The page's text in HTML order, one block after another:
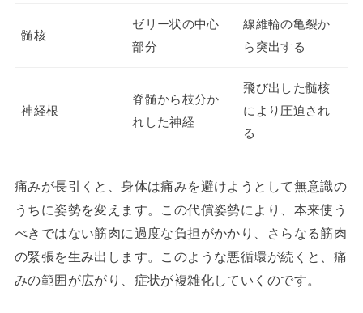
髄核
ゼリー状の中心
部分
線維輪の亀裂か
ら突出する
神経根
脊髄から枝分か
れした神経
飛び出した髄核
により圧迫され
る
痛みが長引くと、身体は痛みを避けようとして無意識の
うちに姿勢を変えます。この代償姿勢により、本来使う
べきではない筋肉に過度な負担がかかり、さらなる筋肉
の緊張を生み出します。このような悪循環が続くと、痛
みの範囲が広がり、症状が複雑化していくのです。